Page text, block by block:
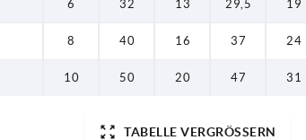
6 32 13 29,5 19
8 40 16 37 24
10 50 20 47 31
TABELLE VERGRÖSSERN